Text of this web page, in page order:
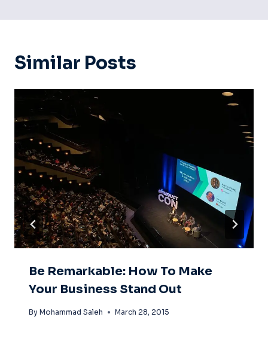
Similar Posts
Be Remarkable: How To Make
Your Business Stand Out
By Mohammad Saleh March 28, 2015